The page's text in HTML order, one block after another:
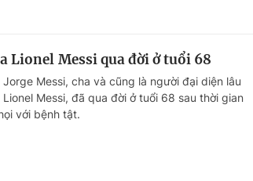
Lionel Messi qua đời ở tuổi 68
Jorge Messi, cha và cũng là người đại diện lâu
Lionel Messi, đã qua đời ở tuổi 68 sau thời gian
với bệnh tật.